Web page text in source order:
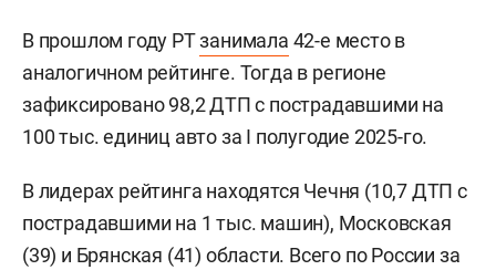
В прошлом году РТзанимала 42-е место в
аналогичном рейтинге. Тогда в регионе
зафиксировано 98,2 ДТП с пострадавшими на
100 тыс. единиц авто за I полугодие 2025-го.
В лидерах рейтинга находятся Чечня (10,7 ДТП с
пострадавшими на 1 тыс. машин), Московская
(39) и Брянская (41) области. Всего по России за